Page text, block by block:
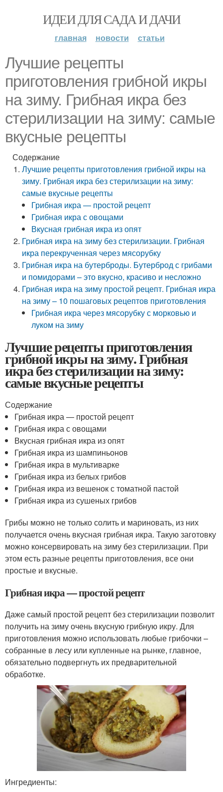
ИДЕИ ДЛЯ САДА И ДАЧИ
главная новости статьи
Лучшие рецепты
приготовления грибной икры
на зиму. Грибная икра без
стерилизации на зиму: самые
вкусные рецепты
Содержание
Лучшие рецепты приготовления грибной икры на
зиму. Грибная икра без стерилизации на зиму:
самые вкусные рецепты
Грибная икра — простой рецепт
Грибная икра с овощами
Вкусная грибная икра из опят
Грибная икра на зиму без стерилизации. Грибная
икра перекрученная через мясорубку
Грибная икра на бутерброды. Бутерброд с грибами
и помидорами – это вкусно, красиво и несложно
Грибная икра на зиму простой рецепт. Грибная икра
на зиму – 10 пошаговых рецептов приготовления
Грибная икра через мясорубку с морковью и
луком на зиму
Лучшие рецепты приготовления
грибной икры на зиму. Грибная
икра без стерилизации на зиму:
самые вкусные рецепты
Содержание
Грибная икра — простой рецепт
Грибная икра с овощами
Вкусная грибная икра из опят
Грибная икра из шампиньонов
Грибная икра в мультиварке
Грибная икра из белых грибов
Грибная икра из вешенок с томатной пастой
Грибная икра из сушеных грибов
Грибы можно не только солить и мариновать, из них
получается очень вкусная грибная икра. Такую заготовку
можно консервировать на зиму без стерилизации. При
этом есть разные рецепты приготовления, все они
простые и вкусные.
Грибная икра — простой рецепт
Даже самый простой рецепт без стерилизации позволит
получить на зиму очень вкусную грибную икру. Для
приготовления можно использовать любые грибочки –
собранные в лесу или купленные на рынке, главное,
обязательно подвергнуть их предварительной
обработке.
Ингредиенты: